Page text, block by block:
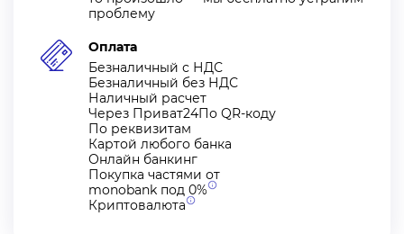
проблему
Оплата
Безналичный с НДС
Безналичный без НДС
Наличный расчет
Через Приват24По QR-коду
По реквизитам
Картой любого банка
Онлайн банкинг
Покупка частями от
monobank под 0%
Криптовалюта